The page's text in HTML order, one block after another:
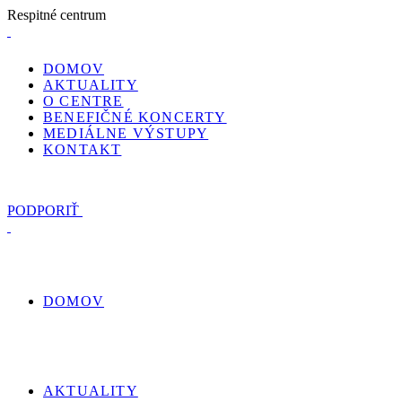
Respitné centrum
DOMOV
AKTUALITY
O CENTRE
BENEFIČNÉ KONCERTY
MEDIÁLNE VÝSTUPY
KONTAKT
PODPORIŤ
DOMOV
AKTUALITY